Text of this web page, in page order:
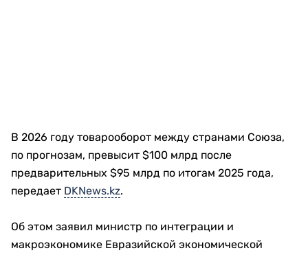
В 2026 году товарооборот между странами Союза,
по прогнозам, превысит $100 млрд после
предварительных $95 млрд по итогам 2025 года,
передает DKNews.kz.
Об этом заявил министр по интеграции и
макроэкономике Евразийской экономической